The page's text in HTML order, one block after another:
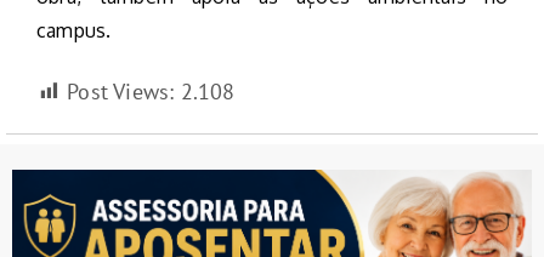
campus.
Post Views: 2.108